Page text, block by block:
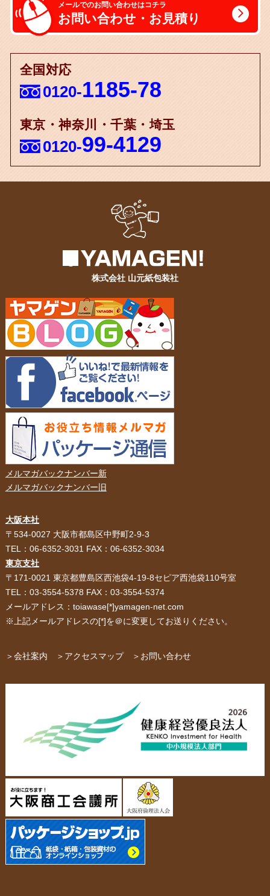
サービス紹介 お客様の声
スタッフ紹介 採用情報
当社の協力工場の設備紹介
個人情報の取扱について
紙袋・手提げ袋
パッケージ
ペーパーレザーバッグ 米袋
カタログ/パンフレット
スタンド
アクセサリー・
ジュエリーボックス
名刺箱
メールでのお問い合わせはコチラ
お問い合わせ・お見積り
全国対応
0120-1185-78
東京・神奈川・千葉・埼玉
0120-99-4129
株式会社 山元紙包装社
メルマガバックナンバー新
メルマガバックナンバー旧
大阪本社
〒534-0027 大阪市都島区中野町2-9-3
TEL：06-6352-3031 FAX：06-6352-3034
東京支社
〒171-0021 東京都豊島区西池袋4-19-8セピア西池袋110号室
TEL：03-3554-5378 FAX：03-3554-5374
メールアドレス：toiawase[*]yamagen-net.com
※上記メールアドレスの[*]を＠に変更してお送りください。
＞会社案内 ＞アクセスマップ ＞お問い合わせ